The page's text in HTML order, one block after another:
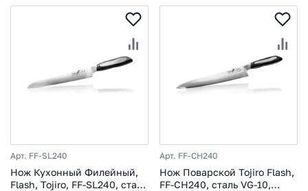
Арт. FF-SL240
Нож Кухонный Филейный,
Flash, Tojiro, FF-SL240, сталь
Арт. FF-CH240
Нож Поварской Tojiro Flash,
FF-CH240, сталь VG-10,